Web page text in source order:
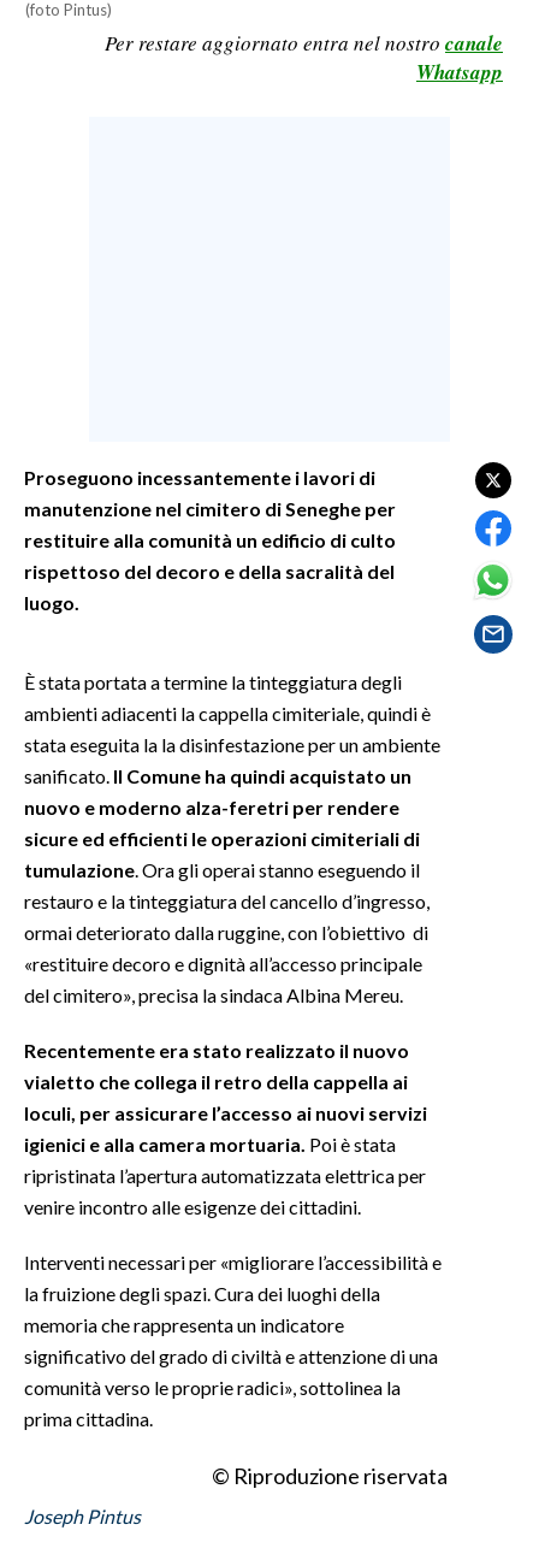
ALTRI SPORT
CULTURA
SALUTE
NOTIZIE
EVENTI
#CARAUNIONE
INFO AZIENDE
ABBONATI
ANNUNCI
STORE
(foto Pintus)
Per restare aggiornato entra nel nostro canale
Whatsapp
Proseguono incessantemente i lavori di
manutenzione nel cimitero di Seneghe per
restituire alla comunità un edificio di culto
rispettoso del decoro e della sacralità del
luogo.
È stata portata a termine la tinteggiatura degli
ambienti adiacenti la cappella cimiteriale, quindi è
stata eseguita la la disinfestazione per un ambiente
sanificato. Il Comune ha quindi acquistato un
nuovo e moderno alza-feretri per rendere
sicure ed efficienti le operazioni cimiteriali di
tumulazione . Ora gli operai stanno eseguendo il
restauro e la tinteggiatura del cancello d’ingresso,
ormai deteriorato dalla ruggine, con l’obiettivo di
«restituire decoro e dignità all’accesso principale
del cimitero», precisa la sindaca Albina Mereu.
Recentemente era stato realizzato il nuovo
vialetto che collega il retro della cappella ai
loculi, per assicurare l’accesso ai nuovi servizi
igienici e alla camera mortuaria. Poi è stata
ripristinata l’apertura automatizzata elettrica per
venire incontro alle esigenze dei cittadini.
Interventi necessari per «migliorare l’accessibilità e
la fruizione degli spazi. Cura dei luoghi della
memoria che rappresenta un indicatore
significativo del grado di civiltà e attenzione di una
comunità verso le proprie radici», sottolinea la
prima cittadina.
© Riproduzione riservata
Joseph Pintus